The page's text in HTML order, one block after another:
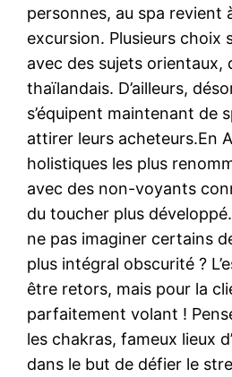
personnes, au spa revient
excursion. Plusieurs choix
avec des sujets orientaux,
thaïlandais. D’ailleurs,
s’équipent maintenant de
attirer leurs acheteurs.En
holistiques les plus
avec des non-voyants
du toucher plus
ne pas imaginer certains
plus intégral obscurité ?
être retors, mais pour la
parfaitement volant !
les chakras, fameux lieux
dans le but de défier le